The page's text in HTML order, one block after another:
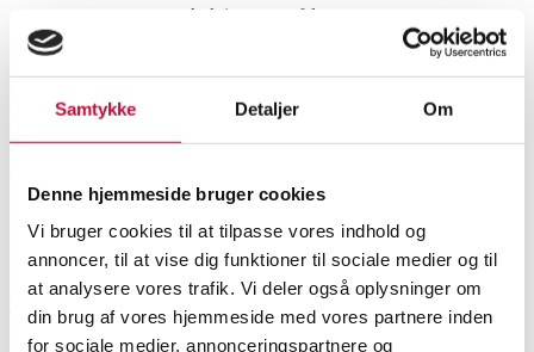
Samtykke Detaljer Om
Denne hjemmeside bruger cookies
Vi bruger cookies til at tilpasse vores indhold og
annoncer, til at vise dig funktioner til sociale medier og til
at analysere vores trafik. Vi deler også oplysninger om
din brug af vores hjemmeside med vores partnere inden
for sociale medier, annonceringspartnere og
Dameure
Auktionen er afsluttet
Damearmbåndsur fra
Breitling, model Lady J, ref.
SHOWROOMVURDERINGVARENUMMER